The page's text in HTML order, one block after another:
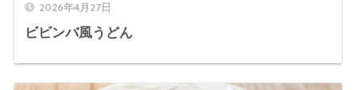
2026年4月27日
ビビンバ風うどん